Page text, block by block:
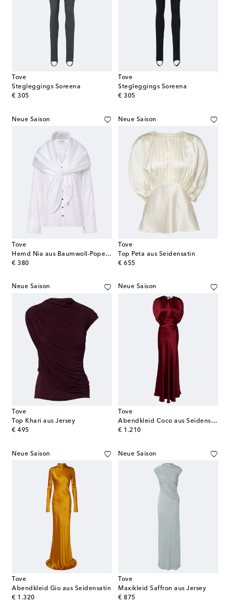
Tove
Stegleggings Soreena
€ 305
original price
Tove
Stegleggings Soreena
€ 305
original price
Neue Saison
Tove
Hemd Nia aus Baumwoll-Popeline
€ 380
original price
Neue Saison
Tove
Top Peta aus Seidensatin
€ 655
original price
Neue Saison
Tove
Top Khari aus Jersey
€ 495
original price
Neue Saison
Tove
Abendkleid Coco aus Seidensatin
€ 1.210
original price
Neue Saison
Tove
Abendkleid Gio aus Seidensatin
€ 1.320
original price
Neue Saison
Tove
Maxikleid Saffron aus Jersey
€ 875
original price